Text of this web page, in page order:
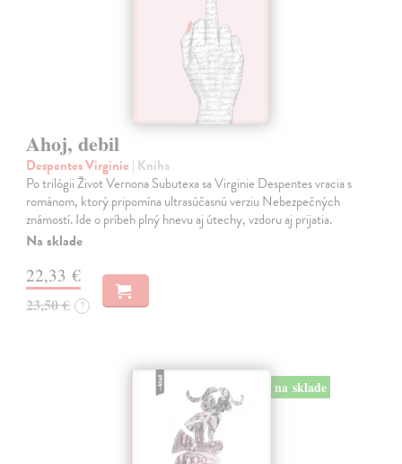
Ahoj, debil
Despentes Virginie | Kniha
Po trilógii Život Vernona Subutexa sa Virginie Despentes vracia s
románom, ktorý pripomína ultrasúčasnú verziu Nebezpečných
známostí. Ide o príbeh plný hnevu aj útechy, vzdoru aj prijatia.
Na sklade
22,33 €
23,50 € ?
na sklade